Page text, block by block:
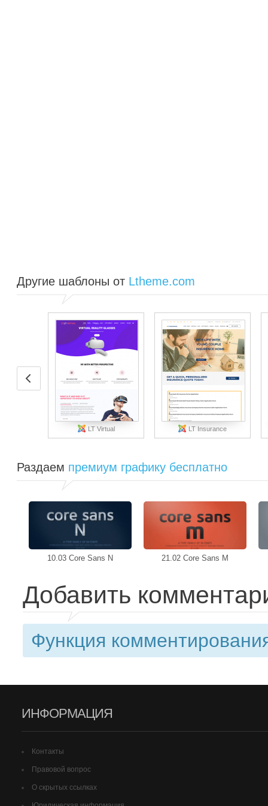
Другие шаблоны от Ltheme.com
LT Virtual LT Insurance
Раздаем премиум графику бесплатно
10.03 Core Sans N 21.02 Core Sans M
Добавить
Функция
ИНФОРМАЦИЯ
Контакты
Правовой вопрос
О скрытых ссылках